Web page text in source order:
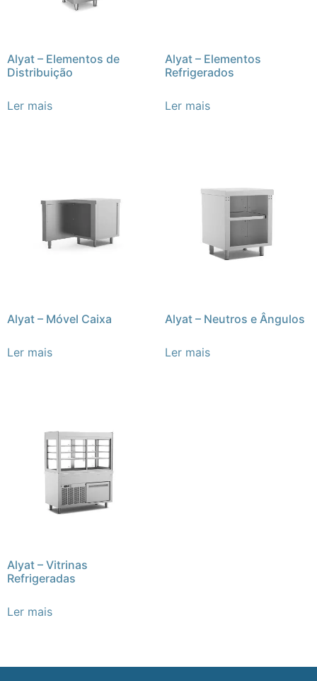
Alyat – Elementos de
Distribuição
Ler mais
Alyat – Elementos
Refrigerados
Ler mais
Alyat – Móvel Caixa
Ler mais
Alyat – Neutros e Ângulos
Ler mais
Alyat – Vitrinas
Refrigeradas
Ler mais